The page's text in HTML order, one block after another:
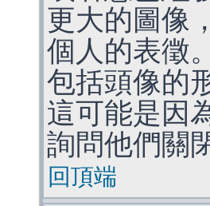
更大的圖像
個人的表徵
包括頭像的
這可能是因
詢問他們關
回頂端